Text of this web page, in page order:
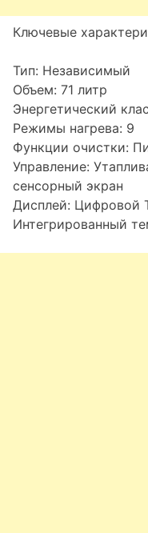
Ключевые
Тип: Независимый
Объем: 71 литр
Энергетический
Режимы нагрева: 9
Функции очистки:
Управление:
сенсорный экран
Дисплей: Цифровой
Интегрированный